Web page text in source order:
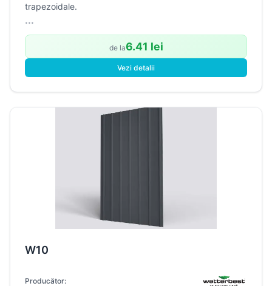
trapezoidale.
...
de la6.41 lei
Vezi detalii
W10
Producător: